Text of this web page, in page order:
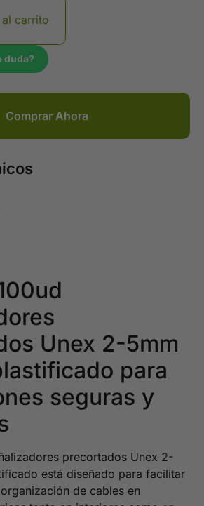
carrito
duda?
Comprar Ahora
Unex 2-5mm
para
seguras y
precortados Unex 2-
está diseñado para facilitar
de cables en